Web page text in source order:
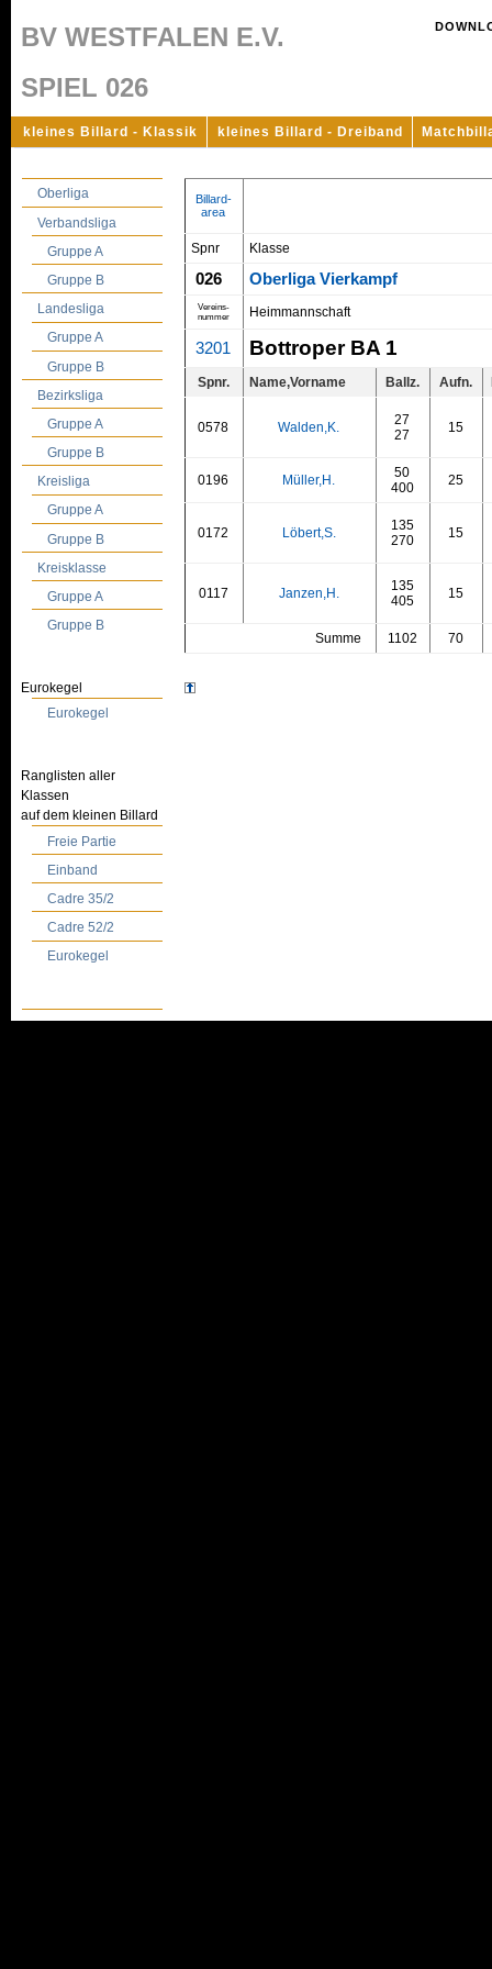
BV WESTFALEN E.V.
SPIEL 026
kleines Billard - Klassik kleines Billard - Dreiband
Oberliga
Verbandsliga
Gruppe A
Gruppe B
Landesliga
Gruppe A
Gruppe B
Bezirksliga
Gruppe A
Gruppe B
Kreisliga
Gruppe A
Gruppe B
Kreisklasse
Gruppe A
Gruppe B
Eurokegel
Eurokegel
Ranglisten aller
Klassen
auf dem kleinen Billard
Freie Partie
Einband
Cadre 35/2
Cadre 52/2
Eurokegel
Billard-
area
Spnr Klasse
026 Oberliga Vierkampf
Vereins-
nummer
Heimmannschaft
3201 Bottroper BA 1
Spnr. Name,Vorname Ballz. Aufn.
0578 Walden,K.
27
27
15
0196 Müller,H.
50
400
25
0172 Löbert,S.
135
270
15
0117 Janzen,H.
135
405
15
Summe 1102 70